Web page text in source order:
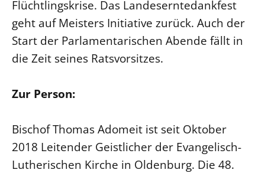
Flüchtlingskrise. Das Landeserntedankfest
geht auf Meisters Initiative zurück. Auch der
Start der Parlamentarischen Abende fällt in
die Zeit seines Ratsvorsitzes.
Zur Person:
Bischof Thomas Adomeit ist seit Oktober
2018 Leitender Geistlicher der Evangelisch-
Lutherischen Kirche in Oldenburg. Die 48.